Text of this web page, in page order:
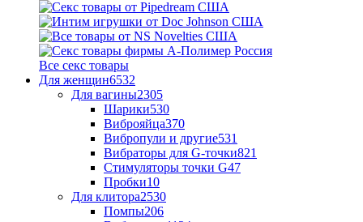
Все секс товары
Для женщин6532
Для вагины2305
Шарики530
Виброяйца370
Вибропули и другие531
Вибраторы для G-точки821
Стимуляторы точки G47
Пробки10
Для клитора2530
Помпы206